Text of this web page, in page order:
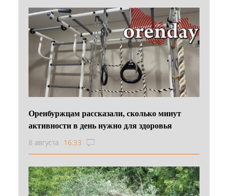
Оренбуржцам рассказали, сколько минут
активности в день нужно для здоровья
8 августа 16:33